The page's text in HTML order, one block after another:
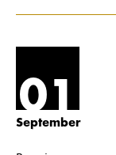
01
September